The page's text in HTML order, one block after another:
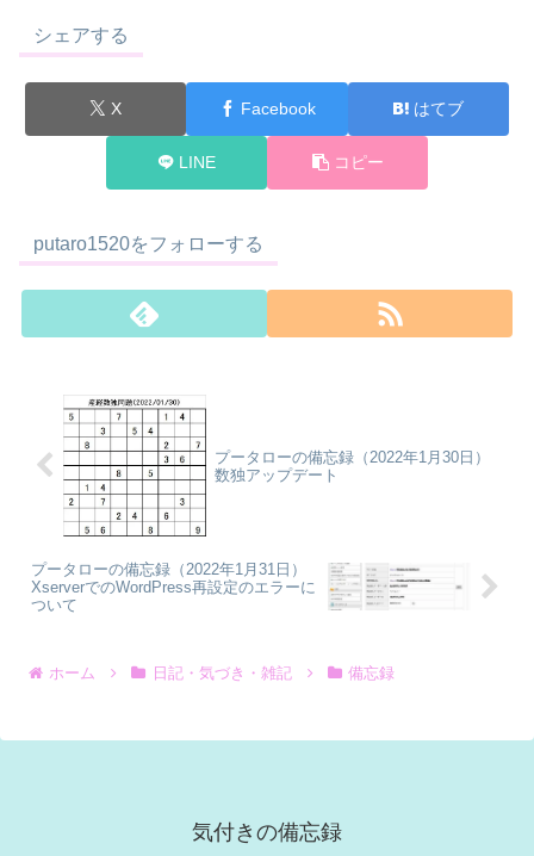
シェアする
X Facebook はてブ
LINE コピー
putaro1520をフォローする
プータローの備忘録（2022年1月30日）
数独アップデート
プータローの備忘録（2022年1月31日）
XserverでのWordPress再設定のエラーに
ついて
ホーム 日記・気づき・雑記 備忘録
気付きの備忘録